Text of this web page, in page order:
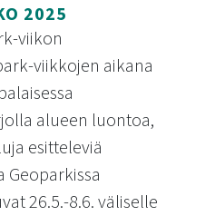
2025
viikon
viikkojen aikana
alueen luontoa,
esitteleviä
26.5.-8.6. väliselle